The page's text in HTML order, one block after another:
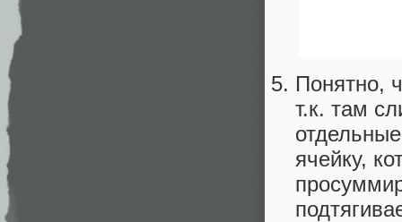
Понятно,
т.к. там
ячейку,